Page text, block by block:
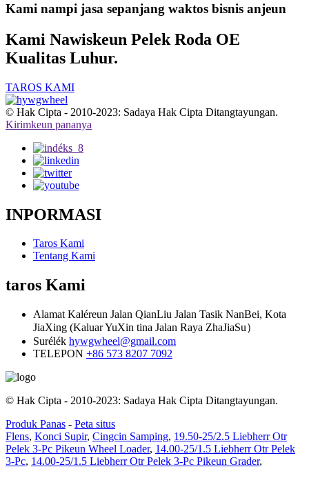
Kami nampi jasa sepanjang waktos bisnis anjeun
Kami Nawiskeun Pelek Roda OE
Kualitas Luhur.
TAROS KAMI
© Hak Cipta - 2010-2023: Sadaya Hak Cipta Ditangtayungan.
Kirimkeun pananya
INPORMASI
Taros Kami
Tentang Kami
taros Kami
Alamat Kaléreun Jalan QianLiu Jalan Tasik NanBei, Kota
JiaXing (Kaluar YuXin tina Jalan Raya ZhaJiaSu）
Surélék hywgwheel@gmail.com
TELEPON +86 573 8207 7092
© Hak Cipta - 2010-2023: Sadaya Hak Cipta Ditangtayungan.
Produk Panas - Peta situs
Flens, Konci Supir, Cingcin Samping, 19.50-25/2.5 Liebherr Otr
Pelek 3-Pc Pikeun Wheel Loader, 14.00-25/1.5 Liebherr Otr Pelek
3-Pc, 14.00-25/1.5 Liebherr Otr Pelek 3-Pc Pikeun Grader,